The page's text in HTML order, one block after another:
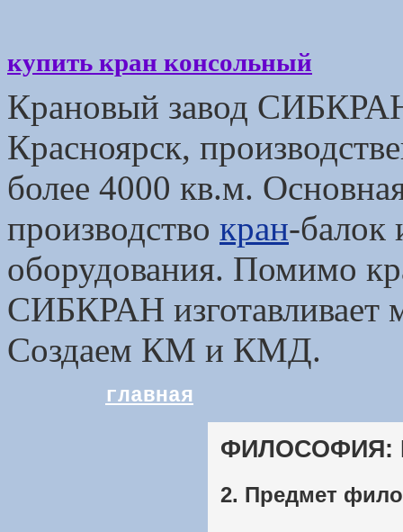
купить кран консольный
Крановый завод
Красноярск,
более 4000 кв.м.
производство кран-балок
оборудования. Помимо
СИБКРАН изготавливает
Создаем КМ и КМД.
главная
ФИЛОСОФИЯ:
2. Предмет